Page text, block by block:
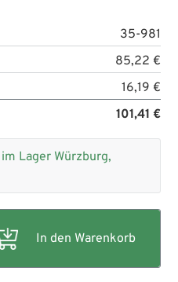
35-981
85,22 €
16,19 €
101,41 €
Lager Würzburg,